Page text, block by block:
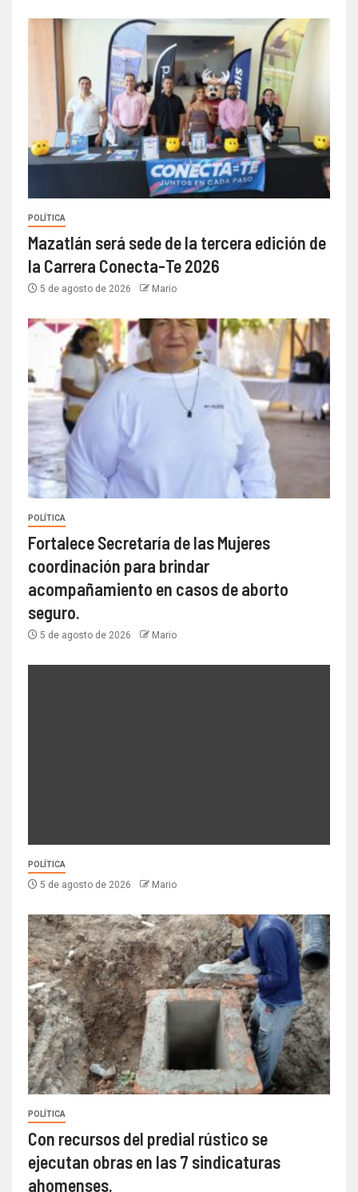
POLÍTICA
Mazatlán será sede de la tercera edición de
la Carrera Conecta-Te 2026
5 de agosto de 2026 Mario
POLÍTICA
Fortalece Secretaría de las Mujeres
coordinación para brindar
acompañamiento en casos de aborto
seguro.
5 de agosto de 2026 Mario
POLÍTICA
5 de agosto de 2026 Mario
POLÍTICA
Con recursos del predial rústico se
ejecutan obras en las 7 sindicaturas
ahomenses.